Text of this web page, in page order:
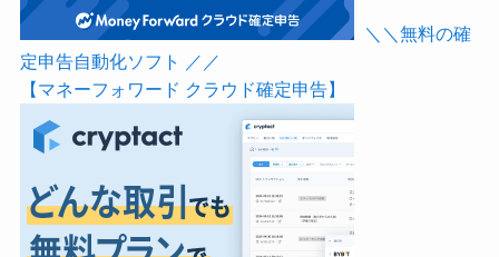
＼＼無料の確
定申告自動化ソフト ／／
【マネーフォワード クラウド確定申告】